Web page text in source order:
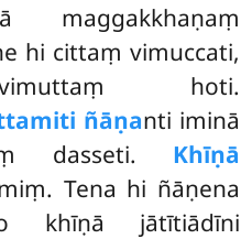
hi cittaṃ vimuccati,
hoti.
ñāṇanti iminā
dasseti. Khīṇā
Tena hi ñāṇena
khīṇā jātītiādīni